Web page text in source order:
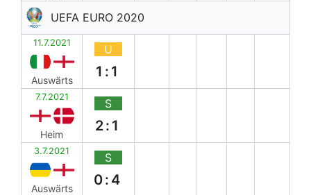
UEFA EURO 2020
11.7.2021
Auswärts
U
1:1
7.7.2021
Heim
S
2:1
3.7.2021
Auswärts
S
0:4